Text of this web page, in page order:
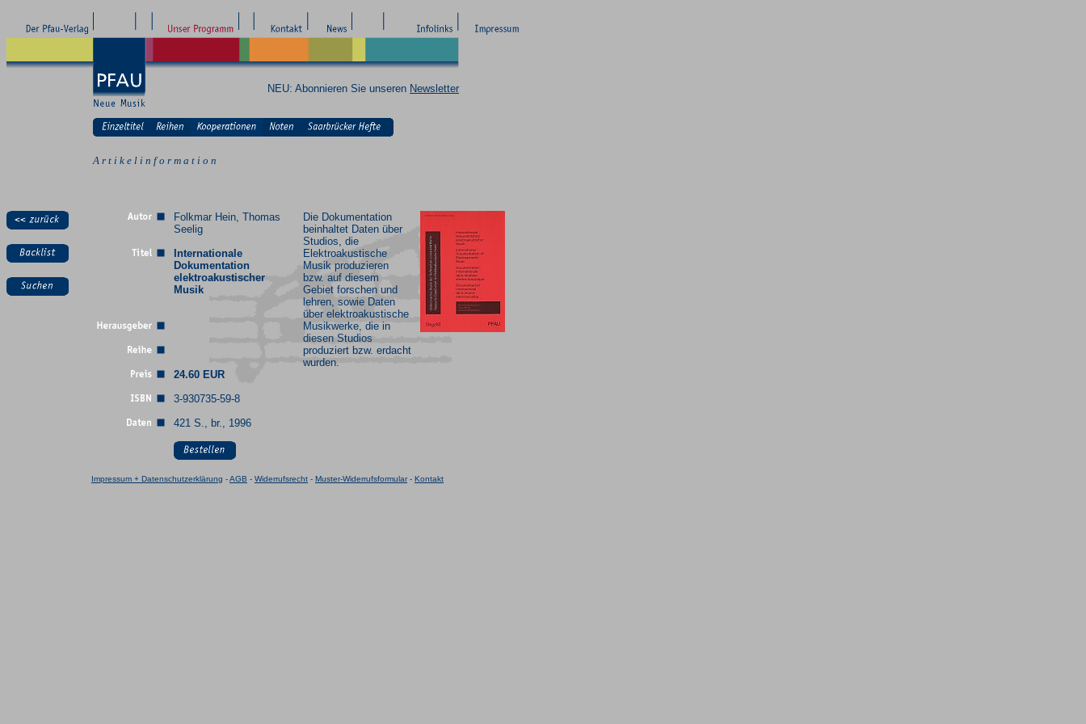
NEU: Abonnieren Sie unseren Newsletter
A r t i k e l i n f o r m a t i o n
Folkmar Hein, Thomas
Seelig
Internationale
Dokumentation
elektroakustischer
Musik
24.60 EUR
3-930735-59-8
421 S., br., 1996
Die Dokumentation
beinhaltet Daten über
Studios, die
Elektroakustische
Musik produzieren
bzw. auf diesem
Gebiet forschen und
lehren, sowie Daten
über elektroakustische
Musikwerke, die in
diesen Studios
produziert bzw. erdacht
wurden.
Impressum + Datenschutzerklärung -AGB - Widerrufsrecht - Muster-Widerrufsformular- Kontakt